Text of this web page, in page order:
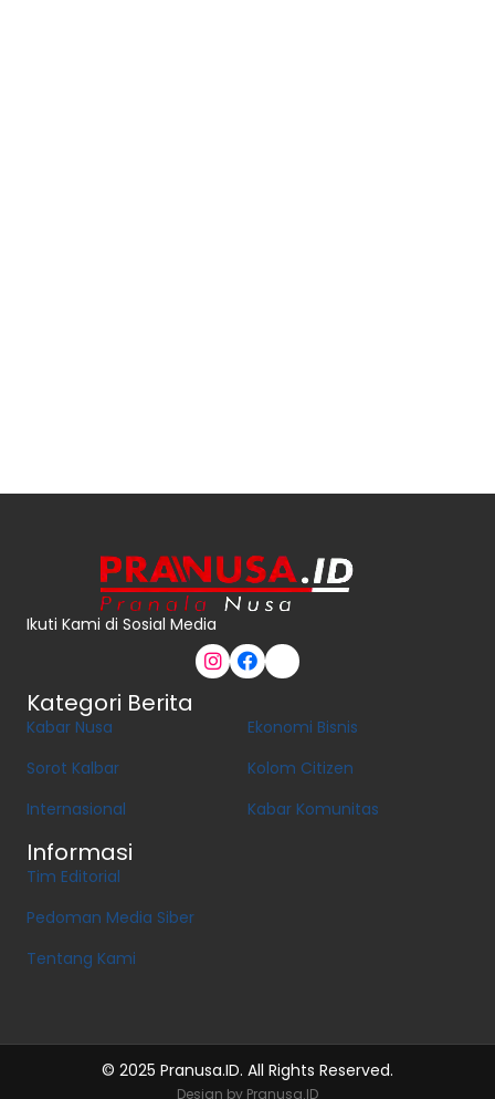
Ikuti Kami di Sosial Media
Kategori Berita
Kabar Nusa
Sorot Kalbar
Internasional
Ekonomi Bisnis
Kolom Citizen
Kabar Komunitas
Informasi
Tim Editorial
Pedoman Media Siber
Tentang Kami
© 2025 Pranusa.ID. All Rights Reserved.
Design by Pranusa.ID